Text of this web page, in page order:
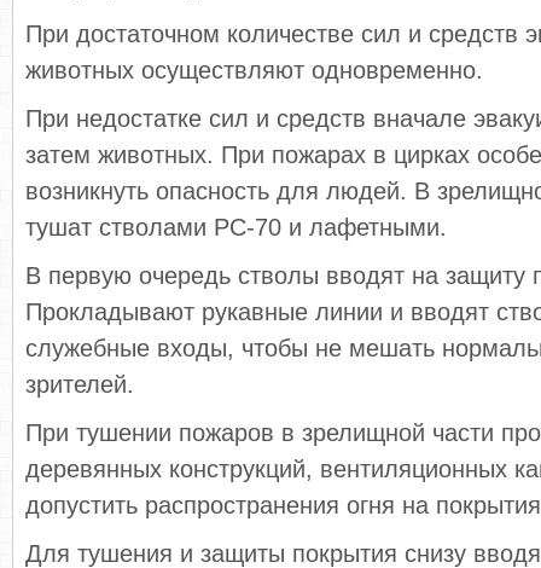
При достаточном количестве сил и средств
животных осуществляют одновременно.
При недостатке сил и средств вначале
затем животных. При пожарах в цирках
возникнуть опасность для людей. В
тушат стволами РС-70 и лафетными.
В первую очередь стволы вводят на защиту
Прокладывают рукавные линии и вводят
служебные входы, чтобы не мешать
зрителей.
При тушении пожаров в зрелищной части
деревянных конструкций, вентиляционных
допустить распространения огня на
Для тушения и защиты покрытия снизу